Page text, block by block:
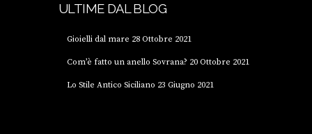
ULTIME DAL BLOG
Gioielli dal mare 28 Ottobre 2021
Com’è fatto un anello Sovrana? 20 Ottobre 2021
Lo Stile Antico Siciliano 23 Giugno 2021